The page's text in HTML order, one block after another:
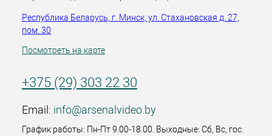
Республика Беларусь, г. Минск, ул. Стахановская д. 27,
пом. 30
Посмотреть на карте
+375 (29) 303 22 30
Email: info@arsenalvideo.by
График работы: Пн-Пт 9.00-18.00. Выходные: Сб, Вс, гос.